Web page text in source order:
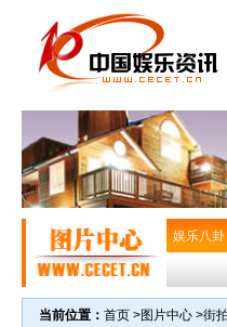
娱乐八卦
当前位置： 首页 >图片中心 >街